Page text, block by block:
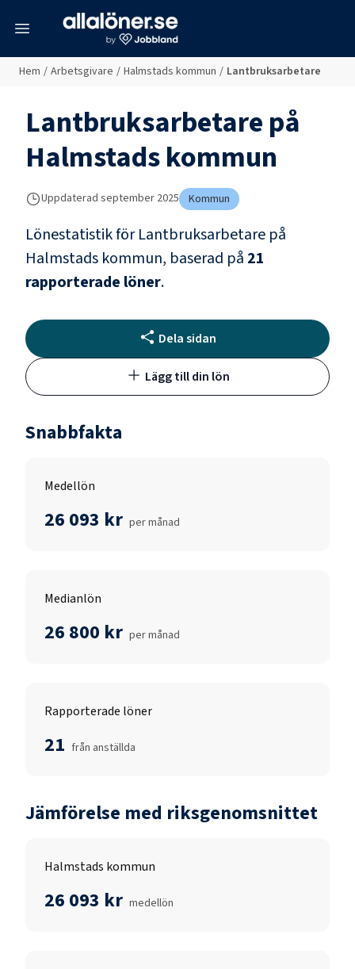
Hem / Arbetsgivare / Halmstads kommun / Lantbruksarbetare
Lantbruksarbetarepå
Halmstads kommun
Uppdaterad september 2025 Kommun
Lönestatistik förLantbruksarbetare på
Halmstads kommun, baserad på 21
rapporterade löner.
Dela sidan
Lägg till din lön
Snabbfakta
Medellön
26 093 kr per månad
Medianlön
26 800 kr per månad
Rapporterade löner
21 från anställda
Jämförelse med riksgenomsnittet
Halmstads kommun
26 093 kr medellön